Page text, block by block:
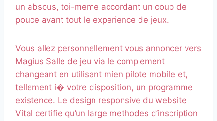
un absous, toi-meme accordant un coup de
pouce avant tout le experience de jeux.
Vous allez personnellement vous annoncer vers
Magius Salle de jeu via le complement
changeant en utilisant mien pilote mobile et,
tellement i� votre disposition, un programme
existence. Le design responsive du website
Vital certifie qu’un large methodes d’inscription